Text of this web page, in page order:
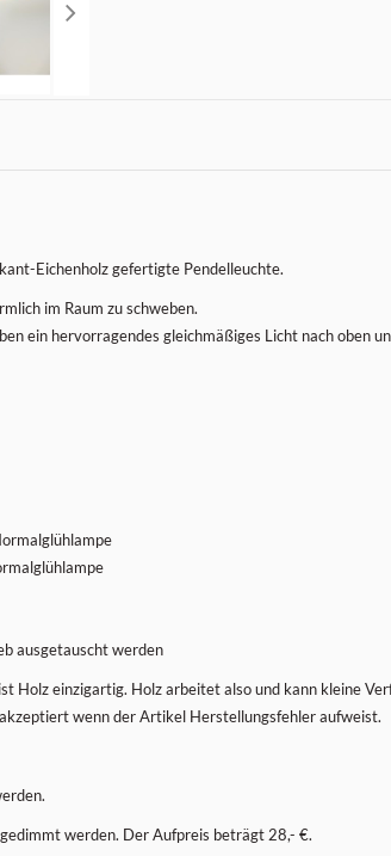
Eichenholz gefertigte Pendelleuchte.
im Raum zu schweben.
ein hervorragendes gleichmäßiges Licht nach oben
ausgetauscht werden
einzigartig. Holz arbeitet also und kann kleine
wenn der Artikel Herstellungsfehler aufweist.
werden. Der Aufpreis beträgt 28,- €.